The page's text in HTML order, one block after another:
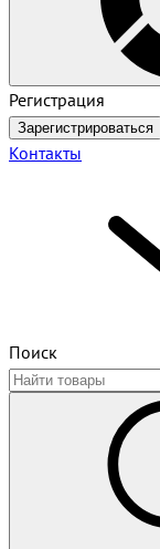
Регистрация
Зарегистрироваться
Контакты
Поиск